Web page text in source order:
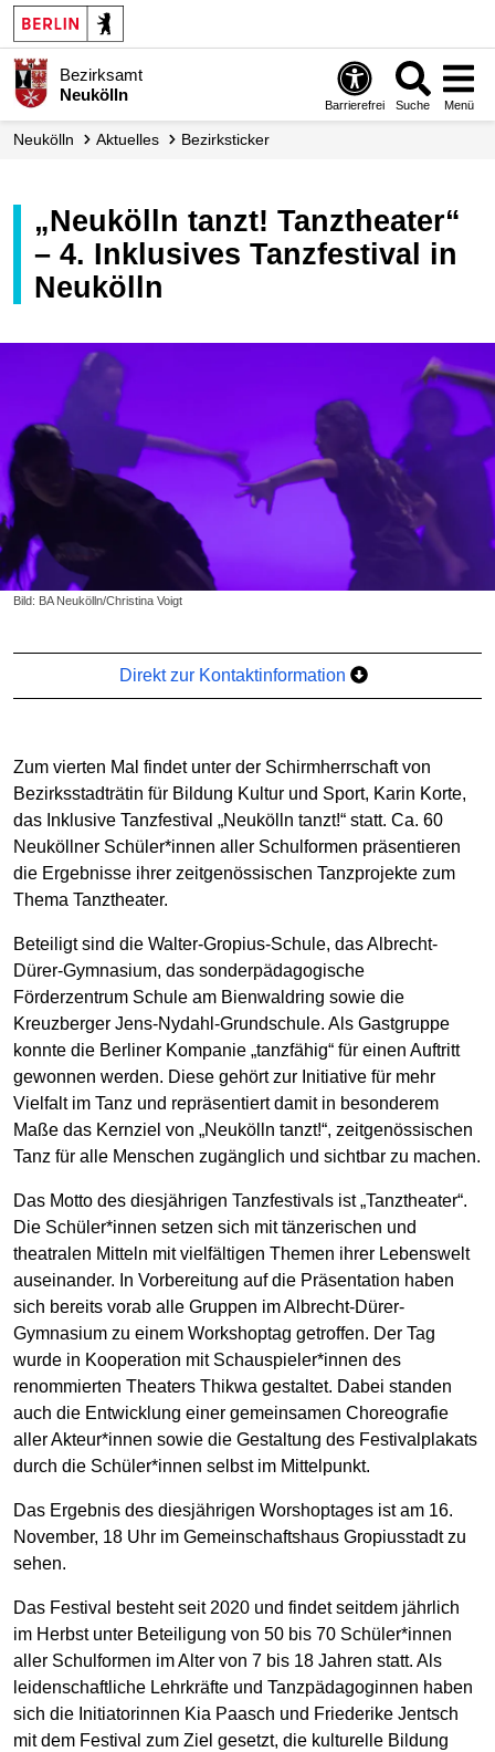
Bezirksamt
Neukölln
Barrierefrei Suche Menü
Neukölln Aktuelles Bezirksticker
„Neukölln tanzt! Tanztheater“
– 4. Inklusives Tanzfestival in
Neukölln
Bild: BA Neukölln/Christina Voigt
Direkt zur Kontaktinformation
Zum vierten Mal findet unter der Schirmherrschaft von
Bezirksstadträtin für Bildung Kultur und Sport, Karin Korte,
das Inklusive Tanzfestival „Neukölln tanzt!“ statt. Ca. 60
Neuköllner Schüler*innen aller Schulformen präsentieren
die Ergebnisse ihrer zeitgenössischen Tanzprojekte zum
Thema Tanztheater.
Beteiligt sind die Walter-Gropius-Schule, das Albrecht-
Dürer-Gymnasium, das sonderpädagogische
Förderzentrum Schule am Bienwaldring sowie die
Kreuzberger Jens-Nydahl-Grundschule. Als Gastgruppe
konnte die Berliner Kompanie „tanzfähig“ für einen Auftritt
gewonnen werden. Diese gehört zur Initiative für mehr
Vielfalt im Tanz und repräsentiert damit in besonderem
Maße das Kernziel von „Neukölln tanzt!“, zeitgenössischen
Tanz für alle Menschen zugänglich und sichtbar zu machen.
Das Motto des diesjährigen Tanzfestivals ist „Tanztheater“.
Die Schüler*innen setzen sich mit tänzerischen und
theatralen Mitteln mit vielfältigen Themen ihrer Lebenswelt
auseinander. In Vorbereitung auf die Präsentation haben
sich bereits vorab alle Gruppen im Albrecht-Dürer-
Gymnasium zu einem Workshoptag getroffen. Der Tag
wurde in Kooperation mit Schauspieler*innen des
renommierten Theaters Thikwa gestaltet. Dabei standen
auch die Entwicklung einer gemeinsamen Choreografie
aller Akteur*innen sowie die Gestaltung des Festivalplakats
durch die Schüler*innen selbst im Mittelpunkt.
Das Ergebnis des diesjährigen Worshoptages ist am 16.
November, 18 Uhr im Gemeinschaftshaus Gropiusstadt zu
sehen.
Das Festival besteht seit 2020 und findet seitdem jährlich
im Herbst unter Beteiligung von 50 bis 70 Schüler*innen
aller Schulformen im Alter von 7 bis 18 Jahren statt. Als
leidenschaftliche Lehrkräfte und Tanzpädagoginnen haben
sich die Initiatorinnen Kia Paasch und Friederike Jentsch
mit dem Festival zum Ziel gesetzt, die kulturelle Bildung